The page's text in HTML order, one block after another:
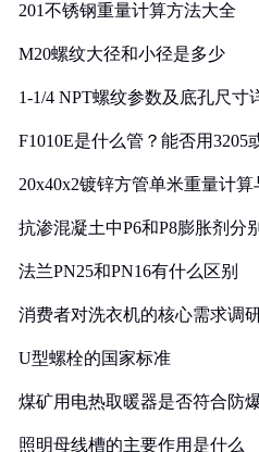
201不锈钢重量计算方法大全
M20螺纹大径和小径是多少
1-1/4 NPT螺纹参数及底孔尺寸
F1010E是什么管？能否用3205
20x40x2镀锌方管单米重量计
抗渗混凝土中P6和P8膨胀剂分
法兰PN25和PN16有什么区别
消费者对洗衣机的核心需求调
U型螺栓的国家标准
煤矿用电热取暖器是否符合防
照明母线槽的主要作用是什么